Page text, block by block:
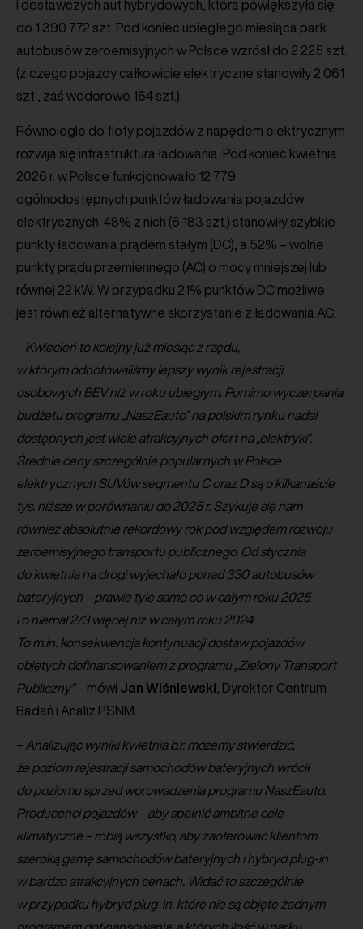
i dostawczych aut hybrydowych, która powiększyła się
do 1 390 772 szt. Pod koniec ubiegłego miesiąca park
autobusów zeroemisyjnych w Polsce wzrósł do 2 225 szt.
(z czego pojazdy całkowicie elektryczne stanowiły 2 061
szt., zaś wodorowe 164 szt.).
Równolegle do floty pojazdów z napędem elektrycznym
rozwija się infrastruktura ładowania. Pod koniec kwietnia
2026 r. w Polsce funkcjonowało 12 779
ogólnodostępnych punktów ładowania pojazdów
elektrycznych. 48% z nich (6 183 szt.) stanowiły szybkie
punkty ładowania prądem stałym (DC), a 52% – wolne
punkty prądu przemiennego (AC) o mocy mniejszej lub
równej 22 kW. W przypadku 21% punktów DC możliwe
jest również alternatywne skorzystanie z ładowania AC.
– Kwiecień to kolejny już miesiąc z rzędu,
w którym odnotowaliśmy lepszy wynik rejestracji
osobowych BEV niż w roku ubiegłym. Pomimo wyczerpania
budżetu programu „NaszEauto” na polskim rynku nadal
dostępnych jest wiele atrakcyjnych ofert na „elektryki”.
Średnie ceny szczególnie popularnych w Polsce
elektrycznych SUVów segmentu C oraz D są o kilkanaście
tys. niższe w porównaniu do 2025 r. Szykuje się nam
również absolutnie rekordowy rok pod względem rozwoju
zeroemisyjnego transportu publicznego. Od stycznia
do kwietnia na drogi wyjechało ponad 330 autobusów
bateryjnych – prawie tyle samo co w całym roku 2025
i o niemal 2/3 więcej niż w całym roku 2024.
To m.in. konsekwencja kontynuacji dostaw pojazdów
objętych dofinansowaniem z programu „Zielony Transport
Publiczny”– mówi Jan Wiśniewski , Dyrektor Centrum
Badań i Analiz PSNM.
– Analizując wyniki kwietnia b.r. możemy stwierdzić,
że poziom rejestracji samochodów bateryjnych wrócił
do poziomu sprzed wprowadzenia programu NaszEauto.
Producenci pojazdów – aby spełnić ambitne cele
klimatyczne – robią wszystko, aby zaoferować klientom
szeroką gamę samochodów bateryjnych i hybryd plug-in
w bardzo atrakcyjnych cenach. Widać to szczególnie
w przypadku hybryd plug-in, które nie są objęte żadnym